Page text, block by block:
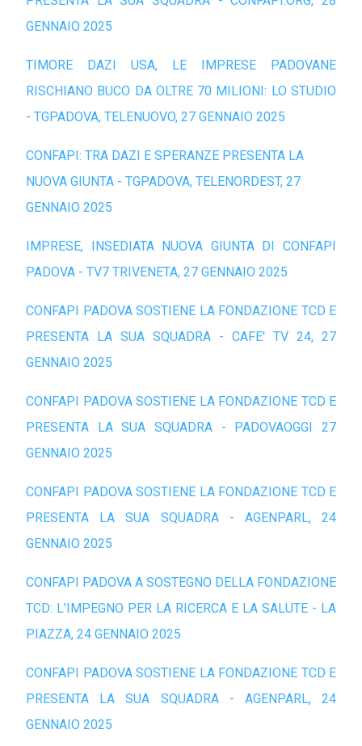
GENNAIO 2025
TIMORE DAZI USA, LE IMPRESE PADOVANE
RISCHIANO BUCO DA OLTRE 70 MILIONI: LO STUDIO
- TGPADOVA, TELENUOVO, 27 GENNAIO 2025
CONFAPI: TRA DAZI E SPERANZE PRESENTA LA
NUOVA GIUNTA - TGPADOVA, TELENORDEST, 27
GENNAIO 2025
IMPRESE, INSEDIATA NUOVA GIUNTA DI CONFAPI
PADOVA - TV7 TRIVENETA, 27 GENNAIO 2025
CONFAPI PADOVA SOSTIENE LA FONDAZIONE TCD E
PRESENTA LA SUA SQUADRA - CAFE' TV 24, 27
GENNAIO 2025
CONFAPI PADOVA SOSTIENE LA FONDAZIONE TCD E
PRESENTA LA SUA SQUADRA - PADOVAOGGI 27
GENNAIO 2025
CONFAPI PADOVA SOSTIENE LA FONDAZIONE TCD E
PRESENTA LA SUA SQUADRA - AGENPARL, 24
GENNAIO 2025
CONFAPI PADOVA A SOSTEGNO DELLA FONDAZIONE
TCD: L’IMPEGNO PER LA RICERCA E LA SALUTE - LA
PIAZZA, 24 GENNAIO 2025
CONFAPI PADOVA SOSTIENE LA FONDAZIONE TCD E
PRESENTA LA SUA SQUADRA - AGENPARL, 24
GENNAIO 2025